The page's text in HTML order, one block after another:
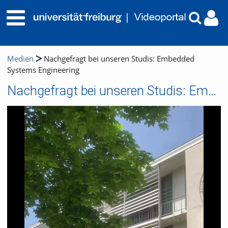
Medien
Nachgefragt bei unseren Studis: Embedded
Systems Engineering
Nachgefragt bei unseren Studis: Embedded Systems Engineering